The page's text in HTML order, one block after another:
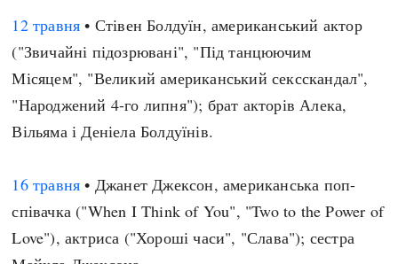
12 травня • Стівен Болдуїн, американський актор
("Звичайні підозрювані", "Під танцюючим
Місяцем", "Великий американський сексскандал",
"Народжений 4-го липня"); брат акторів Алека,
Вільяма і Деніела Болдуїнів.
16 травня • Джанет Джексон, американська поп-
співачка ("When I Think of You", "Two to the Power of
Love"), актриса ("Хороші часи", "Слава"); сестра